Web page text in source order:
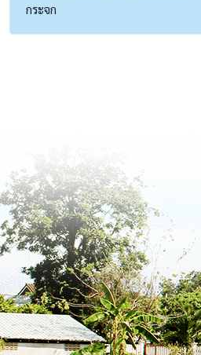
กระจก